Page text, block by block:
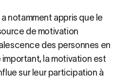
notamment appris que le
de motivation
des personnes en
la motivation est
sur leur participation à